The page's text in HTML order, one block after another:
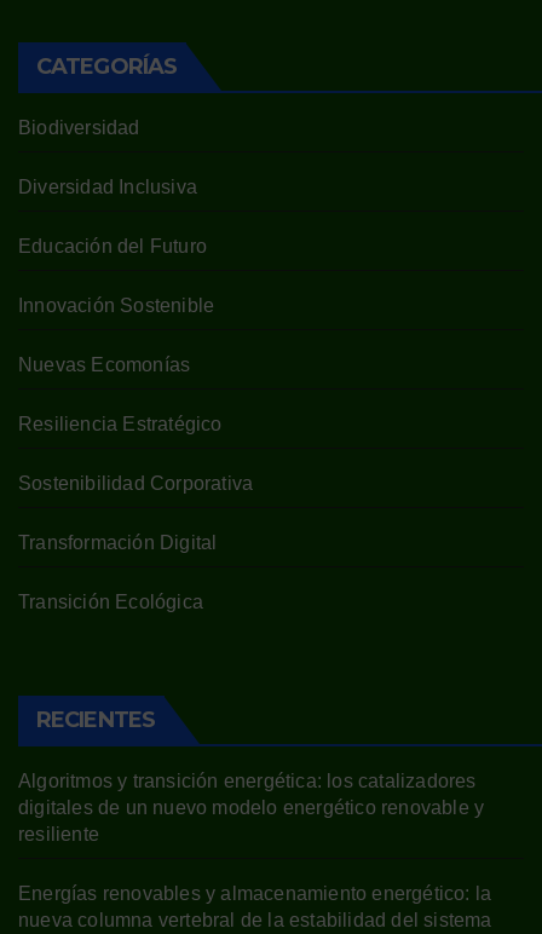
CATEGORÍAS
Biodiversidad
Diversidad Inclusiva
Educación del Futuro
Innovación Sostenible
Nuevas Ecomonías
Resiliencia Estratégico
Sostenibilidad Corporativa
Transformación Digital
Transición Ecológica
RECIENTES
Algoritmos y transición energética: los catalizadores
digitales de un nuevo modelo energético renovable y
resiliente
Energías renovables y almacenamiento energético: la
nueva columna vertebral de la estabilidad del sistema